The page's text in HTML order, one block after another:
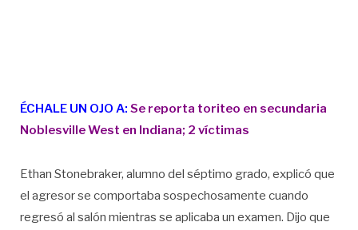
ÉCHALE UN OJO A: Se reporta toriteo en secundaria
Noblesville West en Indiana; 2 víctimas
Ethan Stonebraker, alumno del séptimo grado, explicó que
el agresor se comportaba sospechosamente cuando
regresó al salón mientras se aplicaba un examen. Dijo que